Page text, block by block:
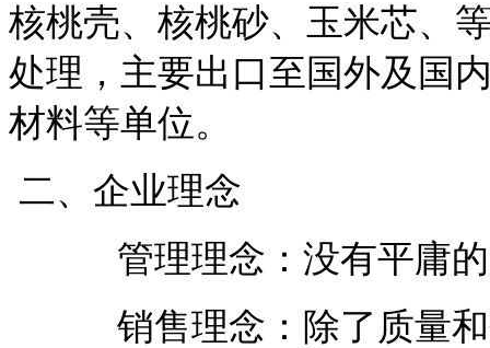
核桃壳、核桃砂、玉米芯、
处理，主要出口至国外及国
材料等单位。
二、企业理念
管理理念：没有平庸的
销售理念：除了质量和